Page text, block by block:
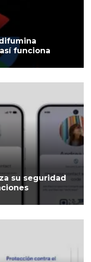
funciona
su seguridad